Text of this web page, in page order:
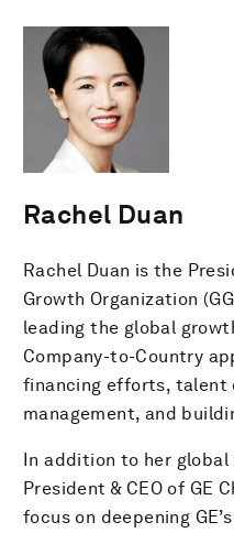
Rachel Duan
Rachel Duan is the
Growth Organization
leading the global
Company-to-Country
financing efforts, talent
management, and
In addition to her global
President & CEO of GE
focus on deepening